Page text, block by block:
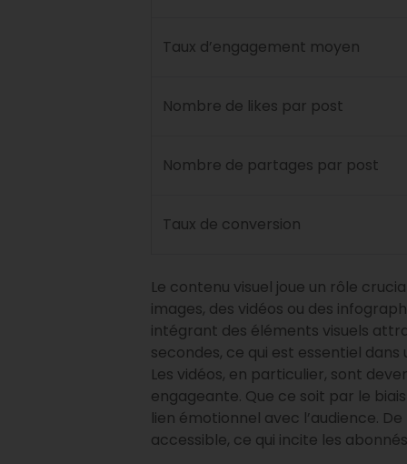
Taux d’engagement moyen
Nombre de likes par post
Nombre de partages par post
Taux de conversion
Le contenu visuel joue un rôle
images, des vidéos ou des
intégrant des éléments visuels
secondes, ce qui est essentiel
Les vidéos, en particulier, sont
engageante. Que ce soit par le
lien émotionnel avec l’audience.
accessible, ce qui incite les